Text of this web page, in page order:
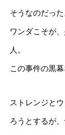
そうなのだった
ワンダこそが
人。
この事件の黒幕
ストレンジと
ろうとするが